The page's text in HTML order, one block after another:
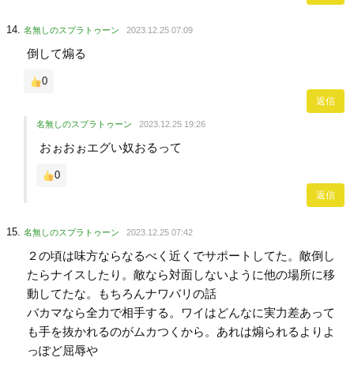
名無しのスプラトゥーン 2023.12.25 07:09
倒して煽る
0
返信
名無しのスプラトゥーン 2023.12.25 19:26
おぉおぉエグい奴おるって
0
返信
名無しのスプラトゥーン 2023.12.25 07:42
２の頃は味方ならなるべく近くでサポートしてた。敵倒し
たらナイスしたり。敵なら対面しないように他の場所に移
動してたな。もちろんナワバリの話
バカマなら全力で相手する。ワイはどんなに実力差あって
も手を抜かれるのがムカつくから。あれは煽られるよりよ
っぽど屈辱や